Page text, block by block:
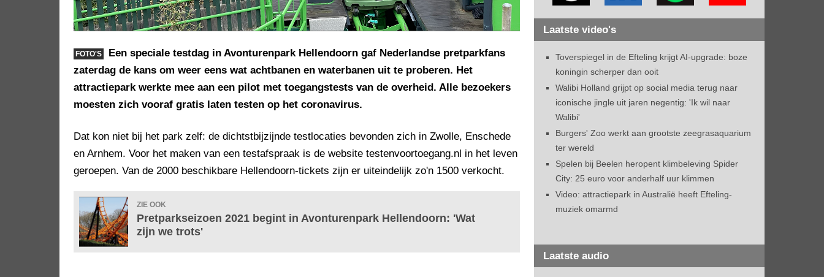
FOTO'S
Een speciale testdag in Avonturenpark Hellendoorn gaf Nederlandse pretparkfans
zaterdag de kans om weer eens wat achtbanen en waterbanen uit te proberen. Het
attractiepark werkte mee aan een pilot met toegangstests van de overheid. Alle bezoekers
moesten zich vooraf gratis laten testen op het coronavirus.
Dat kon niet bij het park zelf: de dichtstbijzijnde testlocaties bevonden zich in Zwolle, Enschede
en Arnhem. Voor het maken van een testafspraak is de website testenvoortoegang.nl in het leven
geroepen. Van de 2000 beschikbare Hellendoorn-tickets zijn er uiteindelijk zo'n 1500 verkocht.
ZIE OOK
Pretparkseizoen 2021 begint in Avonturenpark Hellendoorn: 'Wat
zijn we trots'
Laatste video's
Toverspiegel in de Efteling krijgt AI-upgrade: boze
koningin scherper dan ooit
Walibi Holland grijpt op social media terug naar
iconische jingle uit jaren negentig: 'Ik wil naar
Walibi'
Burgers' Zoo werkt aan grootste zeegrasaquarium
ter wereld
Spelen bij Beelen heropent klimbeleving Spider
City: 25 euro voor anderhalf uur klimmen
Video: attractiepark in Australië heeft Efteling-
muziek omarmd
Laatste audio